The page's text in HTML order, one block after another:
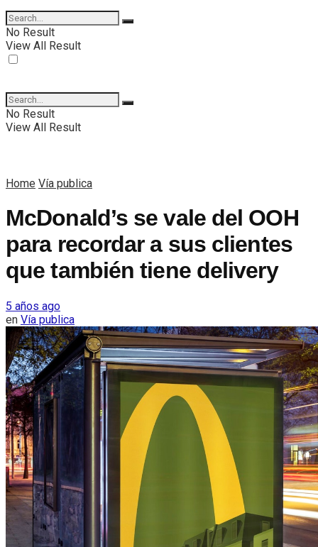
No Result
View All Result
No Result
View All Result
Home Vía publica
McDonald’s se vale del OOH
para recordar a sus clientes
que también tiene delivery
5 años ago
en Vía publica